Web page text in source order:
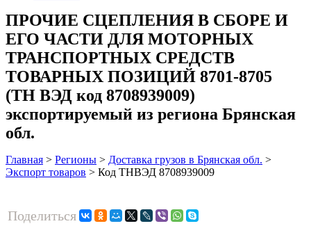
ПРОЧИЕ СЦЕПЛЕНИЯ В СБОРЕ И
ЕГО ЧАСТИ ДЛЯ МОТОРНЫХ
ТРАНСПОРТНЫХ СРЕДСТВ
ТОВАРНЫХ ПОЗИЦИЙ 8701-8705
(ТН ВЭД код 8708939009)
экспортируемый из региона Брянская
обл.
Главная > Регионы > Доставка грузов в Брянская обл. >
Экспорт товаров > Код ТНВЭД 8708939009
Поделиться